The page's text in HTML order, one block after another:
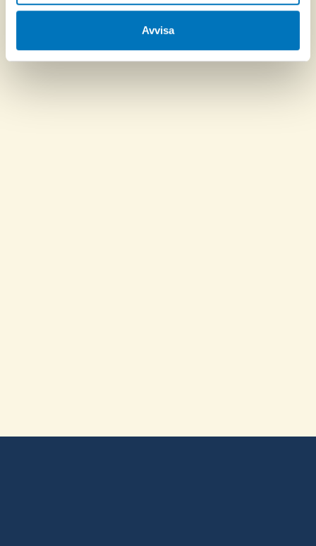
Avvisa